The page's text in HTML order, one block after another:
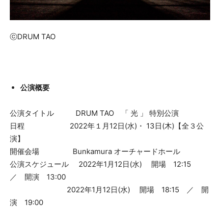
ⓒDRUM TAO
公演概要
公演タイトル DRUM TAO 「 光 」 特別公演
日程 2022年１月12日(水)・ 13日(木)【全３公
演】
開催会場 Bunkamura オーチャードホール
公演スケジュール 2022年1月12日(水) 開場 12:15
／ 開演 13:00
2022年1月12日(水) 開場 18:15 ／ 開
演 19:00